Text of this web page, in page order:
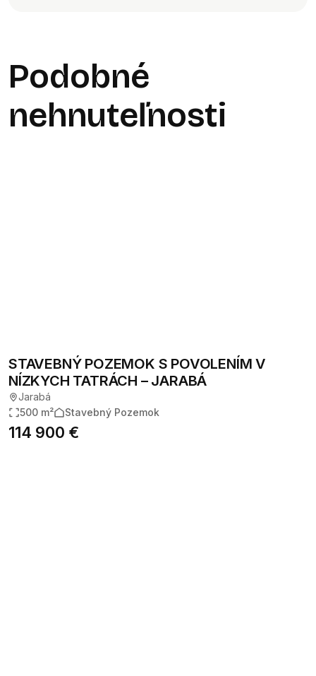
Podobné
nehnuteľnosti
STAVEBNÝ POZEMOK S POVOLENÍM V
NÍZKYCH TATRÁCH – JARABÁ
Jarabá
500 m²
Stavebný Pozemok
114 900 €